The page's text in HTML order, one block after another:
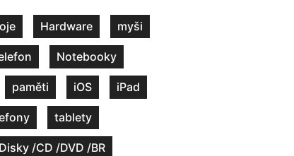
Hardware myši
Notebooky
paměti iOS iPad
tablety
Disky /CD /DVD /BR